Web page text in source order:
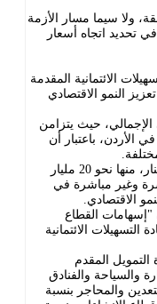
ولا سيما مسار الأزمة
تحديد اتجاه أسعار
الائتمانية المقدمة
النمو الاقتصادي
الإجمالي، حيث يتزامن
الأردن، باعتبار أن
وبين أن حجم التسهيلات الائتمانية التي قدمها القطاع المصرفي تجاوز 36 مليار دينار، منها نحو 20 مليار
وغير مباشرة في
الاقتصادي.
سابقة نفذتها جمعية البنوك نهاية عام 2023 بعنوان "إسهامات القطاع
الائتمانية
المقدم
التجارة والسياحة والفنادق
بنسبة 2.9 %، وفي قطاع التعدين والمحاجر بنسبة